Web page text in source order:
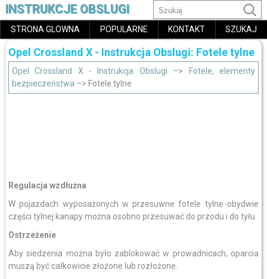
INSTRUKCJE OBSLUGI
STRONA GLOWNA POPULARNE KONTAKT SZUKAJ
Opel Crossland X - Instrukcja Obslugi: Fotele tylne
Opel Crossland X - Instrukcja Obslugi –>
Fotele, elementy
bezpieczeństwa –> Fotele tylne
Regulacja wzdłużna
W pojazdach wyposażonych w przesuwne fotele tylne obydwie
części tylnej kanapy można osobno przesuwać do przodu i do tyłu.
Ostrzeżenie
Aby siedzenia można było zablokować w prowadnicach, oparcia
muszą być całkowicie złożone lub rozłożone.